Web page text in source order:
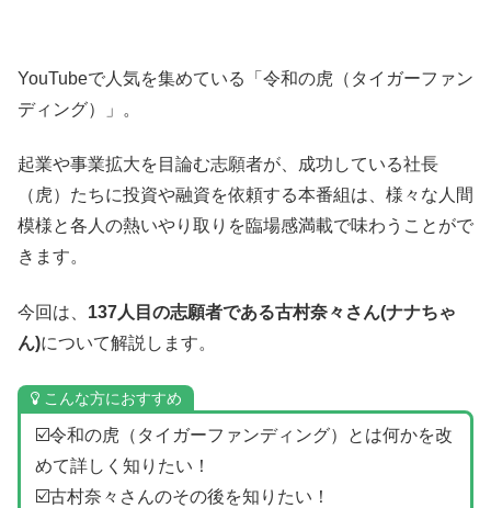
YouTubeで人気を集めている「令和の虎（タイガーファン
ディング）」。
起業や事業拡大を目論む志願者が、成功している社長
（虎）たちに投資や融資を依頼する本番組は、様々な人間
模様と各人の熱いやり取りを臨場感満載で味わうことがで
きます。
今回は、 137人目の志願者である古村奈々さん(ナナちゃ
ん)について解説します。
こんな方におすすめ
☑️令和の虎（タイガーファンディング）とは何かを改
めて詳しく知りたい！
☑️古村奈々さんのその後を知りたい！